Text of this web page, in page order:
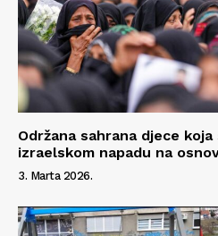
Održana sahrana djece
izraelskom napadu na
3. Marta 2026.